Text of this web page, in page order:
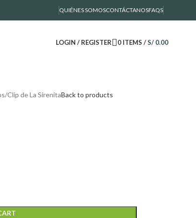
QUIÉNES SOMOSCONTÁCTANOSFAQS
LOGIN / REGISTER 0 ITEMS / S/0.00
Clip de La SirenitaBack to products